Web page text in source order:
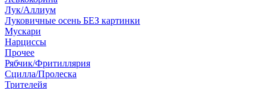
Лук/Аллиум
Луковичные осень БЕЗ картинки
Мускари
Нарциссы
Прочее
Рябчик/Фритиллярия
Сцилла/Пролеска
Трителейя